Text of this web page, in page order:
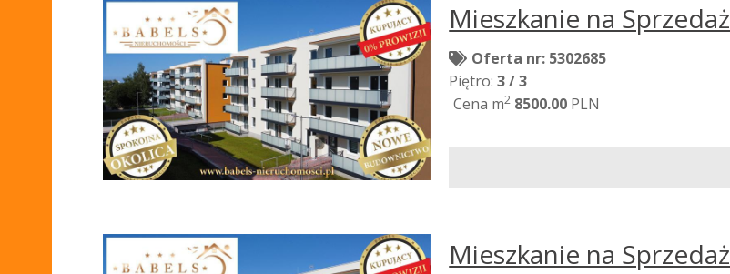
Mieszkanie na Sprzedaż
Oferta nr: 5302685
Piętro:3 / 3
Cena m2 8500.00 PLN
Mieszkanie na Sprzedaż